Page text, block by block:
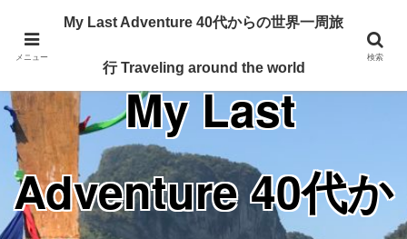
Traveling around the world from my 40's
My Last
Adventure 40代か
メニュー
My Last Adventure 40代からの世界一周旅
行 Traveling around the world
検索